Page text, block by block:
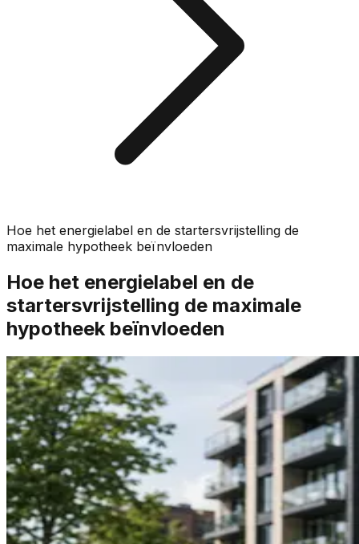
Hoe het energielabel en de startersvrijstelling de
maximale hypotheek beïnvloeden
Hoe het energielabel en de
startersvrijstelling de maximale
hypotheek beïnvloeden